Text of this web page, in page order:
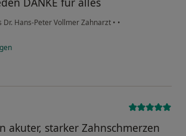
Dr. Hans-Peter Vollmer Zahnarzt • •
akuter, starker Zahnschmerzen